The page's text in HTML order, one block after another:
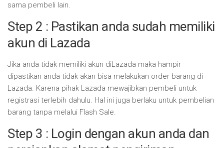
sama pembeli lain.
Step 2 : Pastikan anda sudah memiliki
akun di Lazada
Jika anda tidak memiliki akun diLazada maka hampir
dipastikan anda tidak akan bisa melakukan order barang di
Lazada. Karena pihak Lazada mewajibkan pembeli untuk
registrasi terlebih dahulu. Hal ini juga berlaku untuk pembelian
barang tanpa melalui Flash Sale.
Step 3 : Login dengan akun anda dan